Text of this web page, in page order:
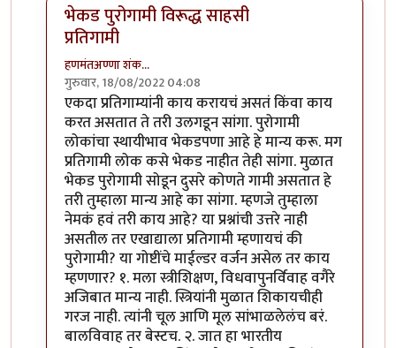
भेकड पुरोगामी विरूद्ध साहसी
प्रतिगामी
हणमंतअण्णा शंक…
गुरुवार, 18/08/2022 04:08
In reply toआमीर खान ने आपला दुटप्पीपणाbyसुबोध खरे
एकदा प्रतिगाम्यांनी काय करायचं असतं किंवा काय
करत असतात ते तरी उलगडून सांगा. पुरोगामी
लोकांचा स्थायीभाव भेकडपणा आहे हे मान्य करू. मग
प्रतिगामी लोक कसे भेकड नाहीत तेही सांगा. मुळात
भेकड पुरोगामी सोडून दुसरे कोणते गामी असतात हे
तरी तुम्हाला मान्य आहे का सांगा. म्हणजे तुम्हाला
नेमकं हवं तरी काय आहे? या प्रश्नांची उत्तरे नाही
असतील तर एखाद्याला प्रतिगामी म्हणायचं की
पुरोगामी? या गोष्टींचे माईल्डर वर्जन असेल तर काय
म्हणणार? १. मला स्त्रीशिक्षण, विधवापुनर्विवाह वगैरे
अजिबात मान्य नाही. स्त्रियांनी मुळात शिकायचीही
गरज नाही. त्यांनी चूल आणि मूल सांभाळलेलंच बरं.
बालविवाह तर बेस्टच. २. जात हा भारतीय